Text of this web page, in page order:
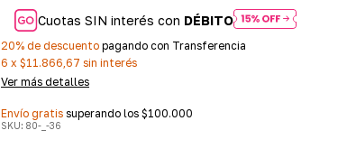
Cuotas SIN interés con DÉBITO
20% de descuento pagando con Transferencia
6 x $11.866,67 sin interés
Ver más detalles
Envío gratis superando los $100.000
SKU: 80-_-36